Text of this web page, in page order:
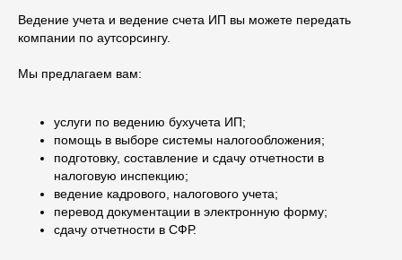
Ведение учета и ведение счета ИП вы можете передать
компании по аутсорсингу.
Мы предлагаем вам:
услуги по ведению бухучета ИП;
помощь в выборе системы налогообложения;
подготовку, составление и сдачу отчетности в
налоговую инспекцию;
ведение кадрового, налогового учета;
перевод документации в электронную форму;
сдачу отчетности в CФР.